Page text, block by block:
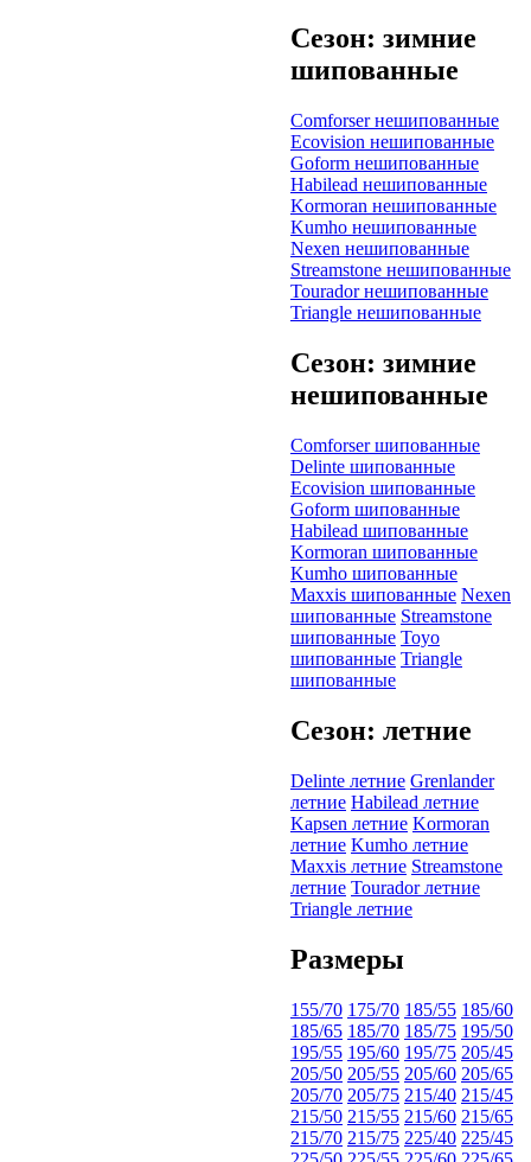
Сезон: зимние
шипованные
Comforser нешипованные
Ecovision нешипованные
Goform нешипованные
Habilead нешипованные
Kormoran нешипованные
Kumho нешипованные
Nexen нешипованные
Streamstone нешипованные
Tourador нешипованные
Triangle нешипованные
Сезон: зимние
нешипованные
Comforser шипованные
Delinte шипованные
Ecovision шипованные
Goform шипованные
Habilead шипованные
Kormoran шипованные
Kumho шипованные
Maxxis шипованные Nexen
шипованные Streamstone
шипованные Toyo
шипованные Triangle
шипованные
Сезон: летние
Delinte летние Grenlander
летние Habilead летние
Kapsen летние Kormoran
летние Kumho летние
Maxxis летние Streamstone
летние Tourador летние
Triangle летние
Размеры
155/70 175/70 185/55 185/60
185/65 185/70 185/75 195/50
195/55 195/60 195/75 205/45
205/50 205/55 205/60 205/65
205/70 205/75 215/40 215/45
215/50 215/55 215/60 215/65
215/70 215/75 225/40 225/45